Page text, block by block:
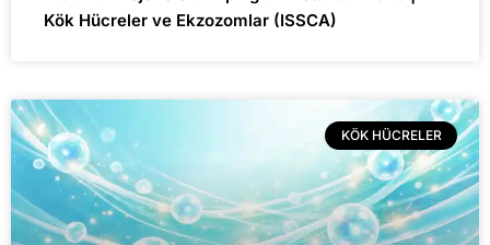
Kök Hücreler ve Ekzozomlar (ISSCA)
KÖK HÜCRELER